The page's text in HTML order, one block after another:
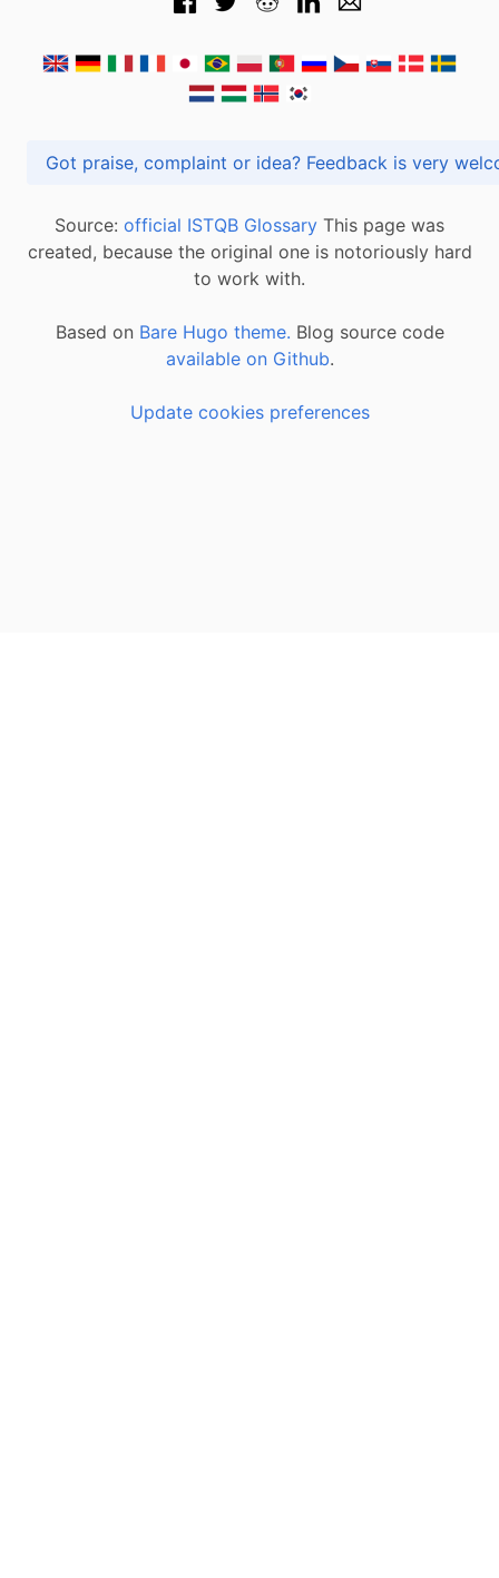
Got praise, complaint or idea? Feedback is
Source: official ISTQB Glossary This page was
created, because the original one is notoriously hard
to work with.
Based on Bare Hugo theme. Blog source code
available on Github.
Update cookies preferences